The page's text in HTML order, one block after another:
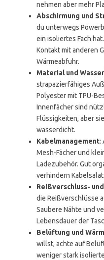
nehmen aber mehr
Abschirmung und
du unterwegs
ein isoliertes Fach
Kontakt mit anderen
Wärmeabfuhr.
Material und
strapazierfähiges
Polyester mit TPU-
Innenfächer sind
Flüssigkeiten, aber
wasserdicht.
Kabelmanagement:
Mesh-Fächer und
Ladezubehör. Gut
verhindern Kabelsalat.
Reißverschluss-
die Reißverschlüsse
Saubere Nähte und
Lebensdauer der
Belüftung und
willst, achte auf
weniger stark